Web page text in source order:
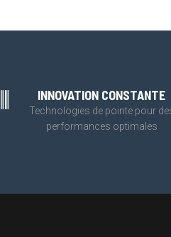
INNOVATION CONSTANTE
Technologies de pointe pour
performances optimales